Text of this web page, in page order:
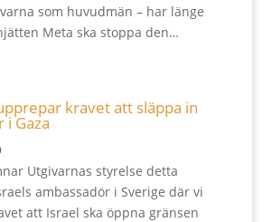
som huvudmän – har länge
Meta ska stoppa den…
kravet att släppa in
i Gaza
Utgivarnas styrelse detta
ambassadör i Sverige där vi
att Israel ska öppna gränsen